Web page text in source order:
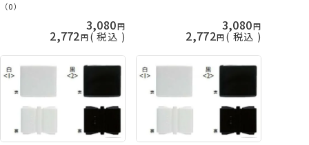
（0）
3,080
2,772 税込
3,080
2,772 税込